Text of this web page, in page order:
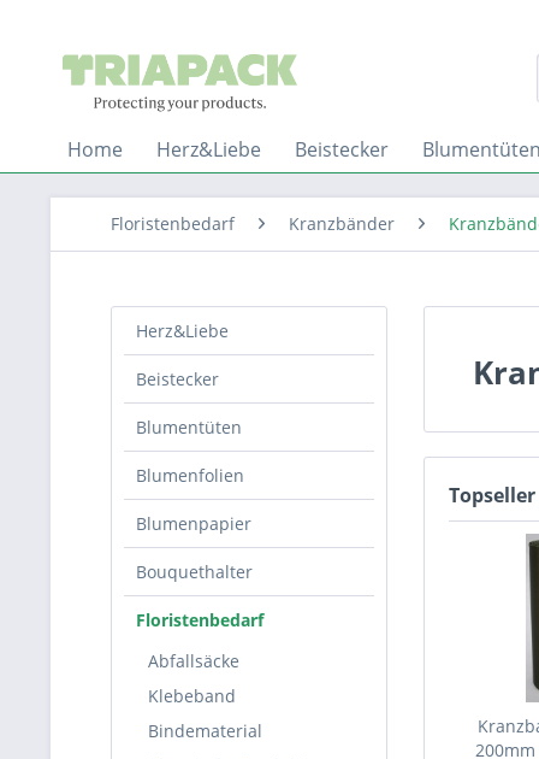
Home Herz&Liebe Beistecker
Floristenbedarf Kranzbänder
Herz&Liebe
Beistecker
Blumentüten
Blumenfolien
Blumenpapier
Bouquethalter
Floristenbedarf
Abfallsäcke
Klebeband
Bindematerial
Topseller